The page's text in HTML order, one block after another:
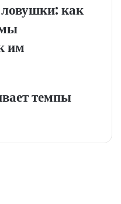
как
им
темпы